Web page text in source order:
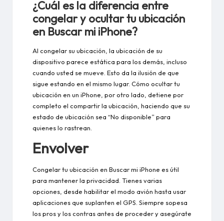
¿Cuál es la diferencia entre
congelar y ocultar tu ubicación
en Buscar mi iPhone?
Al congelar su ubicación, la ubicación de su
dispositivo parece estática para los demás, incluso
cuando usted se mueve. Esto da la ilusión de que
sigue estando en el mismo lugar. Cómo ocultar tu
ubicación en un iPhone , por otro lado, detiene por
completo el compartir la ubicación, haciendo que su
estado de ubicación sea “No disponible” para
quienes lo rastrean.
Envolver
Congelar tu ubicación en Buscar mi iPhone es útil
para mantener la privacidad. Tienes varias
opciones, desde habilitar el modo avión hasta usar
aplicaciones que suplanten el GPS. Siempre sopesa
los pros y los contras antes de proceder y asegúrate